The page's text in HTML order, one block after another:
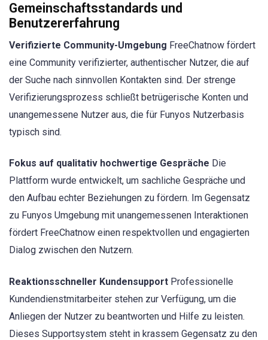
Gemeinschaftsstandards und
Benutzererfahrung
Verifizierte Community-Umgebung FreeChatnow fördert
eine Community verifizierter, authentischer Nutzer, die auf
der Suche nach sinnvollen Kontakten sind. Der strenge
Verifizierungsprozess schließt betrügerische Konten und
unangemessene Nutzer aus, die für Funyos Nutzerbasis
typisch sind.
Fokus auf qualitativ hochwertige Gespräche Die
Plattform wurde entwickelt, um sachliche Gespräche und
den Aufbau echter Beziehungen zu fördern. Im Gegensatz
zu Funyos Umgebung mit unangemessenen Interaktionen
fördert FreeChatnow einen respektvollen und engagierten
Dialog zwischen den Nutzern.
Reaktionsschneller Kundensupport Professionelle
Kundendienstmitarbeiter stehen zur Verfügung, um die
Anliegen der Nutzer zu beantworten und Hilfe zu leisten.
Dieses Supportsystem steht in krassem Gegensatz zu den